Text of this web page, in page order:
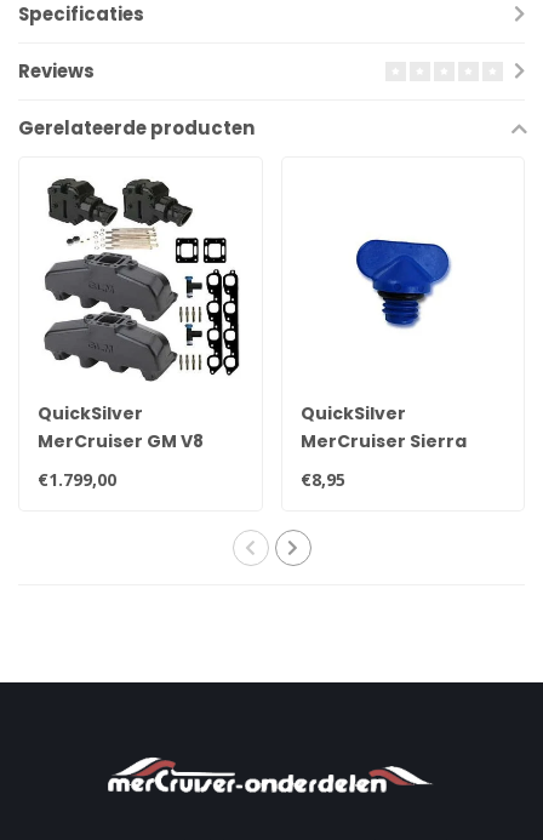
Specificaties
Reviews
Gerelateerde producten
QuickSilver
MerCruiser GM V8
uitlaat spruitstuk set
voor 7.4 liter
€1.799,00
QuickSilver
MerCruiser Sierra
aftap plug 22-
806608A02 8M0119211
€8,95